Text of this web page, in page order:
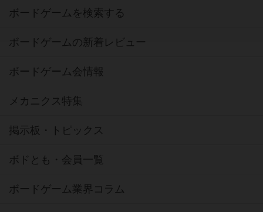
ボードゲームを検索する
ボードゲームの新着レビュー
ボードゲーム会情報
メカニクス特集
掲示板・トピックス
ボドとも・会員一覧
ボードゲーム業界コラム